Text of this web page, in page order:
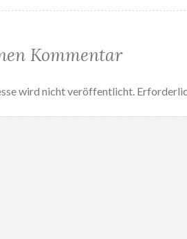
Kommentar
wird nicht veröffentlicht.